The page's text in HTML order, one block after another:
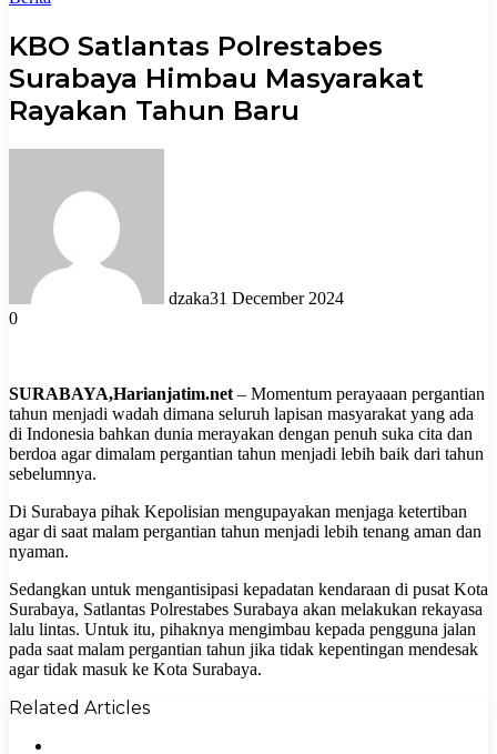
KBO Satlantas Polrestabes
Surabaya Himbau Masyarakat
Rayakan Tahun Baru
dzaka31 December 2024
0
SURABAYA,Harianjatim.net – Momentum perayaaan pergantian
tahun menjadi wadah dimana seluruh lapisan masyarakat yang ada
di Indonesia bahkan dunia merayakan dengan penuh suka cita dan
berdoa agar dimalam pergantian tahun menjadi lebih baik dari tahun
sebelumnya.
Di Surabaya pihak Kepolisian mengupayakan menjaga ketertiban
agar di saat malam pergantian tahun menjadi lebih tenang aman dan
nyaman.
Sedangkan untuk mengantisipasi kepadatan kendaraan di pusat Kota
Surabaya, Satlantas Polrestabes Surabaya akan melakukan rekayasa
lalu lintas. Untuk itu, pihaknya mengimbau kepada pengguna jalan
pada saat malam pergantian tahun jika tidak kepentingan mendesak
agar tidak masuk ke Kota Surabaya.
Related Articles